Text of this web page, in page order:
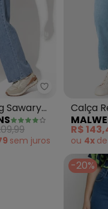
Sawary
Sawary
sem juros
Calça
Jeans
R$
ou 4x de
-20%